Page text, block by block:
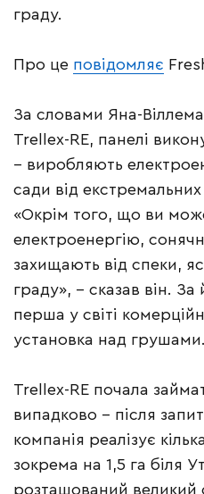
граду.
Про це повідомляє
За словами Яна-Віллема
Trellex-RE, панелі
– виробляють
сади від
«Окрім того, що ви
електроенергію,
захищають від спеки,
граду», – сказав він.
перша у світі
установка над грушами.
Trellex-RE почала
випадково – після
компанія реалізує
зокрема на 1,5 га біля
розташований великий